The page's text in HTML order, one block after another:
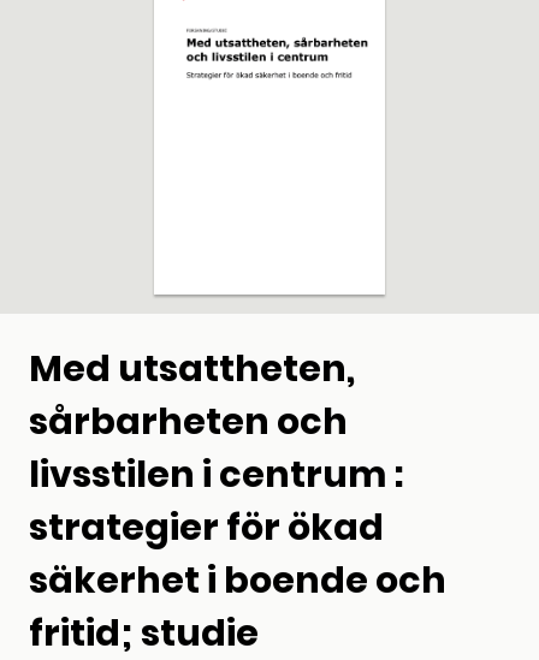
Med utsattheten,
sårbarheten och
livsstilen i centrum :
strategier för ökad
säkerhet i boende och
fritid; studie